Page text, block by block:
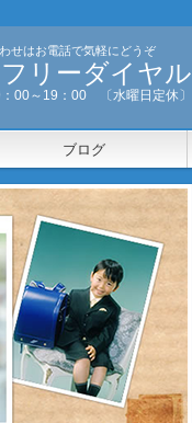
わせはお電話で気軽にどうぞ
リーダイヤル
00～19：00 〔水曜日定休〕
ブログ